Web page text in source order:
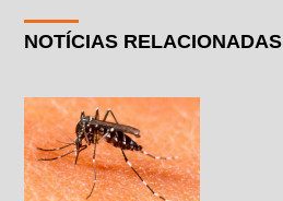
NOTÍCIAS RELACIONADAS